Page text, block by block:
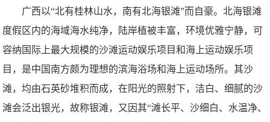
广西以“北有桂林山水，南有北海银滩”而自豪。北海银滩
度假区内的海域海水纯净，陆岸植被丰富，环境优雅宁静，可
容纳国际上最大规模的沙滩运动娱乐项目和海上运动娱乐项
目，是中国南方颇为理想的滨海浴场和海上运动场所。其沙
滩，均由石英砂堆积而成，在阳光的照射下，洁白、细腻的沙
滩会泛出银光，故称银滩，又因其“滩长平、沙细白、水温净、